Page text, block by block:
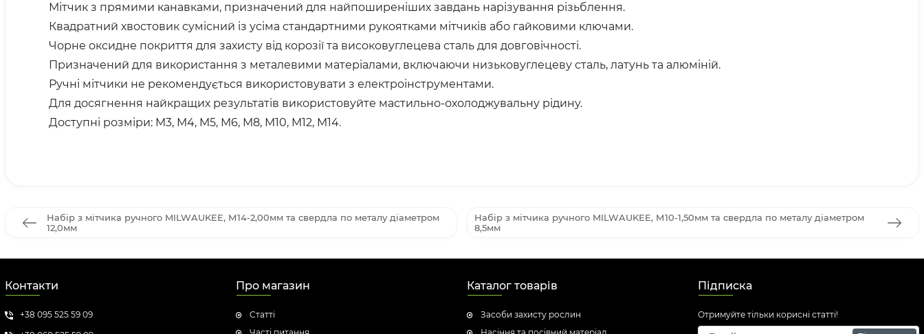
Мітчик з прямими канавками, призначений для найпоширеніших завдань нарізування різьблення.
Квадратний хвостовик сумісний із усіма стандартними рукоятками мітчиків або гайковими ключами.
Чорне оксидне покриття для захисту від корозії та високовуглецева сталь для довговічності.
Призначений для використання з металевими матеріалами, включаючи низьковуглецеву сталь, латунь та алюміній.
Ручні мітчики не рекомендується використовувати з електроінструментами.
Для досягнення найкращих результатів використовуйте мастильно-охолоджувальну рідину.
Доступні розміри: M3, M4, M5, M6, M8, M10, M12, M14.
Набір з мітчика ручного MILWAUKEE, М14-2,00мм та свердла по металу діаметром
12,0мм
Набір з мітчика ручного MILWAUKEE, М10-1,50мм та свердла по металу діаметром
8,5мм
Контакти
+38 095 525 59 09
Про магазин
Статті
Каталог товарів
Засоби захисту рослин
Підписка
Отримуйте тільки корисні статті!